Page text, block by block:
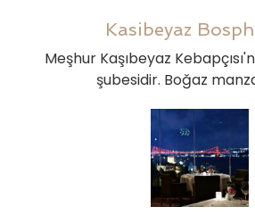
Kasibeyaz
Meşhur Kaşıbeyaz
şubesidir. Boğaz